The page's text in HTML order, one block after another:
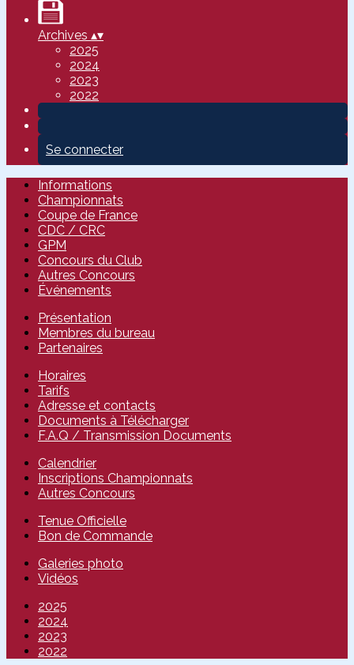
Archives ▴▾
2025
2024
2023
2022
Se connecter
Informations
Championnats
Coupe de France
CDC / CRC
GPM
Concours du Club
Autres Concours
Événements
Présentation
Membres du bureau
Partenaires
Horaires
Tarifs
Adresse et contacts
Documents à Télécharger
F.A.Q / Transmission Documents
Calendrier
Inscriptions Championnats
Autres Concours
Tenue Officielle
Bon de Commande
Galeries photo
Vidéos
2025
2024
2023
2022